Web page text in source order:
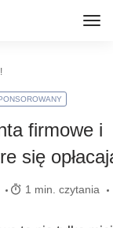
firmowe i
się
1 min. czytania